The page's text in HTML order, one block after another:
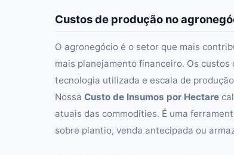
Custos de produção no
O agronegócio é o setor que mais
mais planejamento financeiro. Os
tecnologia utilizada e escala de
Nossa Custo de Insumos por Hectare
atuais das commodities. É uma
sobre plantio, venda antecipada ou